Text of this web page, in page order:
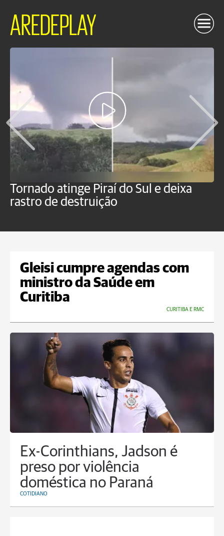
AREDEPLAY
Tornado atinge Piraí do Sul e deixa
rastro de destruição
Gleisi cumpre agendas com
ministro da Saúde em
Curitiba
CURITIBA E RMC
Ex-Corinthians, Jadson é
preso por violência
doméstica no Paraná
COTIDIANO